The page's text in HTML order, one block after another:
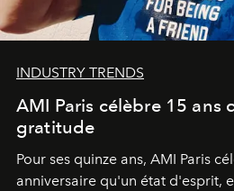
INDUSTRY TRENDS
AMI Paris célèbre 15 ans
gratitude
Pour ses quinze ans, AMI Paris
anniversaire qu'un état d'esprit,